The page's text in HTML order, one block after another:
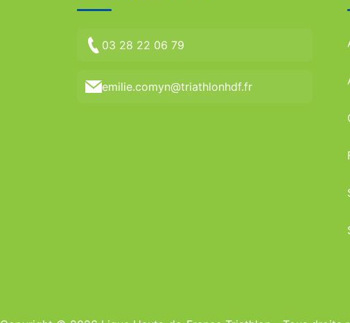
03 28 22 06 79
emilie.comyn@triathlonhdf.fr